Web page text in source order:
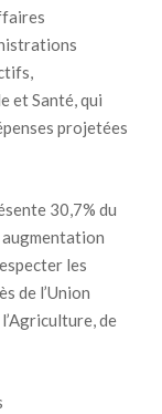
et Santé, qui
projetées
30,7% du
les
de l’Union
de